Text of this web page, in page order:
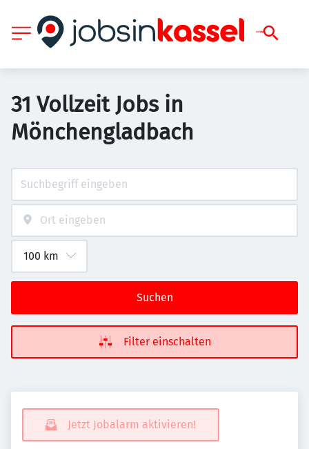
31 Vollzeit Jobs in
Mönchengladbach
Suchen
Filter einschalten
Jetzt Jobalarm aktivieren!